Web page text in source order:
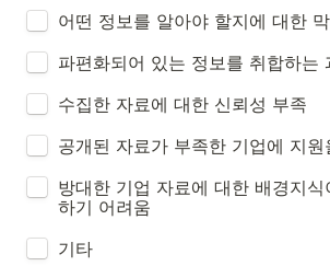
어떤 정보를 알아야 할지에 대한
파편화되어 있는 정보를 취합하는
수집한 자료에 대한 신뢰성 부족
공개된 자료가 부족한 기업에 지원
방대한 기업 자료에 대한 배경지
하기 어려움